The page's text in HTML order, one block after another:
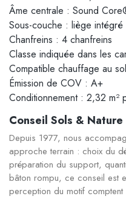
Âme centrale : Sound
Sous-couche : liège intégré
Chanfreins : 4 chanfreins
Classe indiquée dans les
Compatible chauffage au
Émission de COV : A+
Conditionnement : 2,32 m²
Conseil Sols & Nature
Depuis 1977, nous
approche terrain : choix du
préparation du support,
bâton rompu, ce conseil est
perception du motif comptent